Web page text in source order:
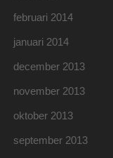
februari 2014
januari 2014
december 2013
november 2013
oktober 2013
september 2013